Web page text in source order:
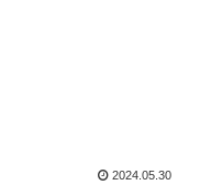
2024.05.30